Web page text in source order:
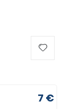
7 €